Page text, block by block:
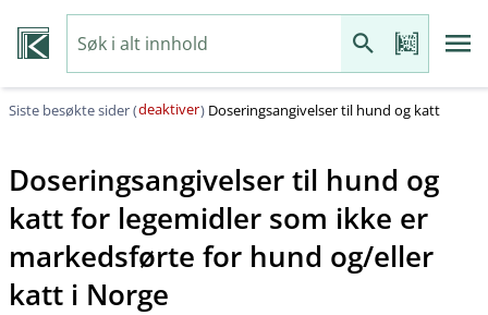
Siste besøkte sider (deaktiver) Doseringsangivelser til hund og katt
Doseringsangivelser til hund og
katt for legemidler som ikke er
markedsførte for hund og​/​eller
katt i Norge